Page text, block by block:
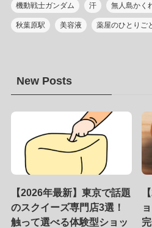
機動戦士ガンダム 汗 無人島かく
秋葉原駅 美容液 薬屋のひとりご
New Posts
【2026年最新】東京で話題
のスクイーズ専門店3選！
触って選べる体験型ショッ